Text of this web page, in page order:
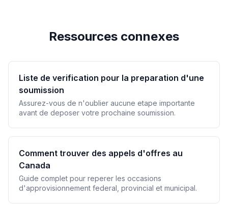
Ressources connexes
Liste de verification pour la preparation d'une
soumission
Assurez-vous de n'oublier aucune etape importante
avant de deposer votre prochaine soumission.
Comment trouver des appels d'offres au
Canada
Guide complet pour reperer les occasions
d'approvisionnement federal, provincial et municipal.